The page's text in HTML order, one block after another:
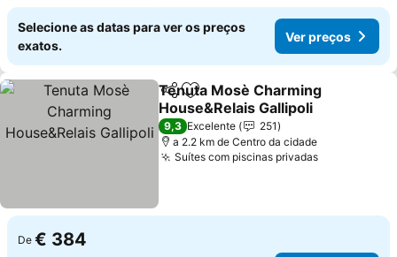
Selecione as datas para ver os preços
exatos.
Ver preços
PartilharAdicionar aos favoritos
Tenuta Mosè Charming
House&Relais Gallipoli
Ver preços
9,3 Excelente
251
a 2.2 km de Centro da cidade
Suítes com piscinas privadasVer preços
De € 384